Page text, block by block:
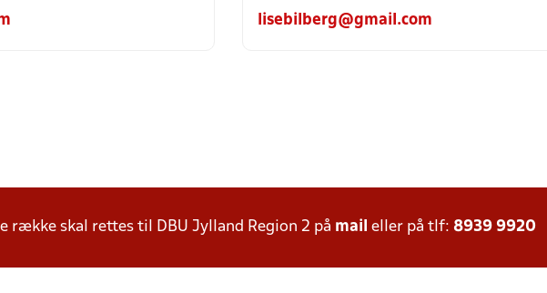
lisebilberg@gmail.com
række skal rettes til DBU Jylland Region 2 på mail eller på tlf: 8939 9920